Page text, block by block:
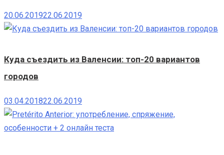
20.06.201922.06.2019
Куда съездить из Валенсии: топ-20 вариантов
городов
03.04.201822.06.2019